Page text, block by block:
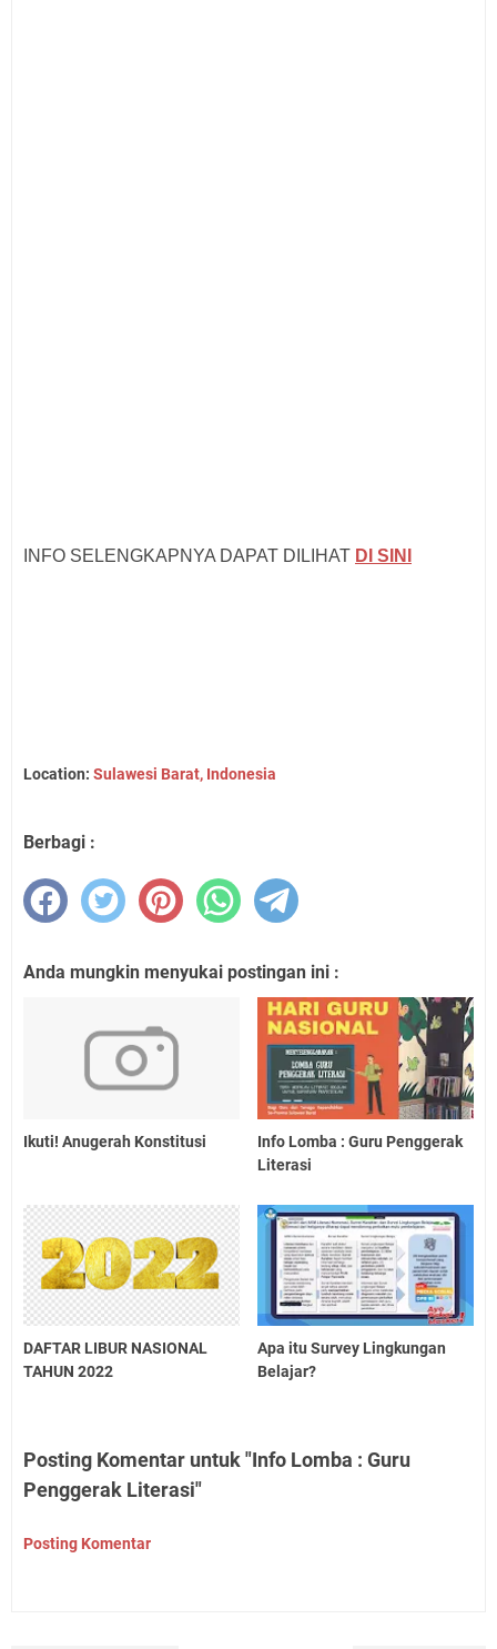
INFO SELENGKAPNYA DAPAT DILIHAT DI SINI
Location: Sulawesi Barat, Indonesia
Berbagi :
Anda mungkin menyukai postingan ini :
Ikuti! Anugerah Konstitusi
Info Lomba : Guru Penggerak
Literasi
DAFTAR LIBUR NASIONAL
TAHUN 2022
Apa itu Survey Lingkungan
Belajar?
Posting Komentar untuk "Info Lomba : Guru
Penggerak Literasi"
Posting Komentar